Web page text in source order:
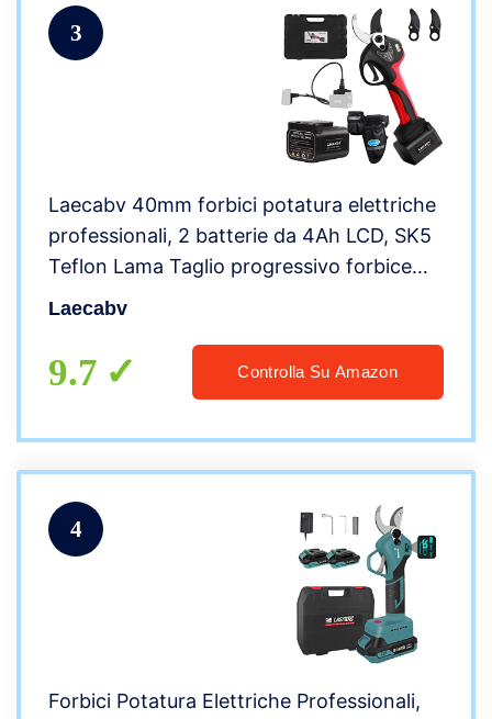
3
Laecabv 40mm forbici potatura elettriche
professionali, 2 batterie da 4Ah LCD, SK5
Teflon Lama Taglio progressivo forbice
cesoia da potatura a batteria per Olivo,
Laecabv
9.7 Controlla Su Amazon
4
Forbici Potatura Elettriche Professionali,